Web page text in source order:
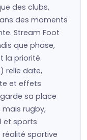
des clubs,
des moments
Stream Foot
que phase,
la priorité.
relie date,
et effets
sa place
mais rugby,
et sports
sportive